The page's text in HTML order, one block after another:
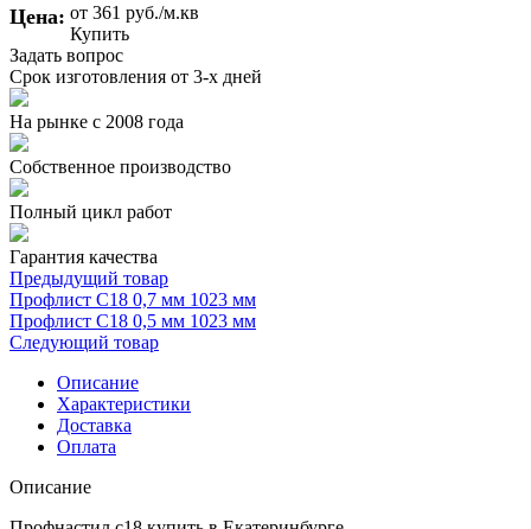
Цена: от 361 руб./м.кв
Купить
Задать вопрос
Срок изготовления от 3-х дней
На рынке с 2008 года
Собственное производство
Полный цикл работ
Гарантия качества
Предыдущий товар
Профлист С18 0,7 мм 1023 мм
Профлист С18 0,5 мм 1023 мм
Следующий товар
Описание
Характеристики
Доставка
Оплата
Описание